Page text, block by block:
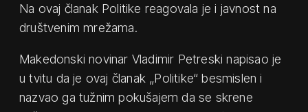
Na ovaj članak Politike reagovala je i javnost na
društvenim mrežama.
Makedonski novinar Vladimir Petreski napisao je
u tvitu da je ovaj članak „Politike“ besmislen i
nazvao ga tužnim pokušajem da se skrene